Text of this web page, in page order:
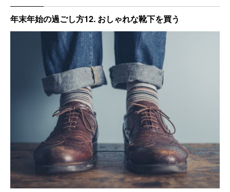
年末年始の過ごし方12. おしゃれな靴下を買う